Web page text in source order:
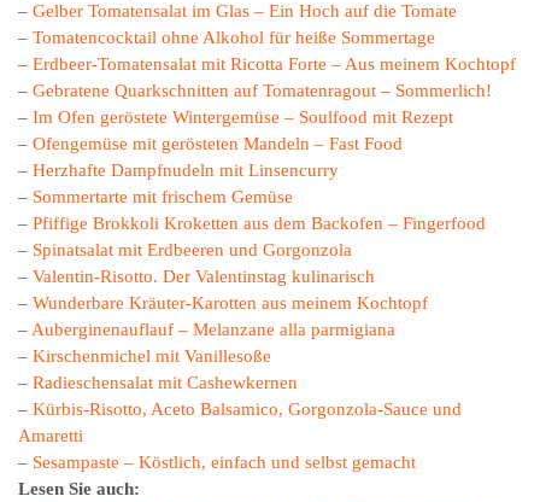
– Gelber Tomatensalat im Glas – Ein Hoch auf die Tomate
– Tomatencocktail ohne Alkohol für heiße Sommertage
– Erdbeer-Tomatensalat mit Ricotta Forte – Aus meinem Kochtopf
– Gebratene Quarkschnitten auf Tomatenragout – Sommerlich!
– Im Ofen geröstete Wintergemüse – Soulfood mit Rezept
– Ofengemüse mit gerösteten Mandeln – Fast Food
– Herzhafte Dampfnudeln mit Linsencurry
– Sommertarte mit frischem Gemüse
– Pfiffige Brokkoli Kroketten aus dem Backofen – Fingerfood
– Spinatsalat mit Erdbeeren und Gorgonzola
– Valentin-Risotto. Der Valentinstag kulinarisch
– Wunderbare Kräuter-Karotten aus meinem Kochtopf
–Auberginenauflauf – Melanzane alla parmigiana
– Kirschenmichel mit Vanillesoße
– Radieschensalat mit Cashewkernen
– Kürbis-Risotto, Aceto Balsamico, Gorgonzola-Sauce und
Amaretti
– Sesampaste – Köstlich, einfach und selbst gemacht
Lesen Sie auch: